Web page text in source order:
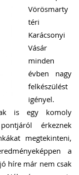
Vörösmarty
téri
Karácsonyi
Vásár
minden
évben nagy
felkészülést
igényel.
is egy komoly
érkeznek
megtekinteni,
a
híre már nem csak